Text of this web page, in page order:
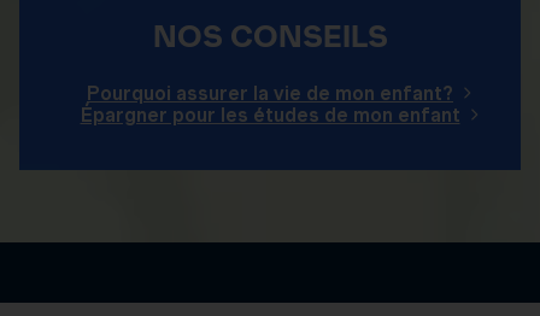
NOS CONSEILS
Pourquoi assurer la vie de mon enfant?
Épargner pour les études de mon enfant